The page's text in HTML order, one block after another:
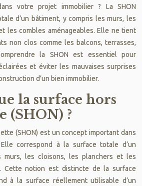
votre projet immobilier ? La SHON
d’un bâtiment, y compris les murs, les
les combles aménageables. Elle ne tient
non clos comme les balcons, terrasses,
la SHON est essentiel pour
et éviter les mauvaises surprises
d’un bien immobilier.
la surface hors
(SHON) ?
(SHON) est un concept important dans
correspond à la surface totale d’un
murs, les cloisons, les planchers et les
Cette notion est distincte de la surface
à la surface réellement utilisable d’un